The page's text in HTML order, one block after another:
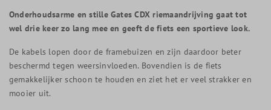
Onderhoudsarme en stille Gates CDX riemaandrijving gaat tot
wel drie keer zo lang mee en geeft de fiets een sportieve look.
De kabels lopen door de framebuizen en zijn daardoor beter
beschermd tegen weersinvloeden. Bovendien is de fiets
gemakkelijker schoon te houden en ziet het er veel strakker en
mooier uit.